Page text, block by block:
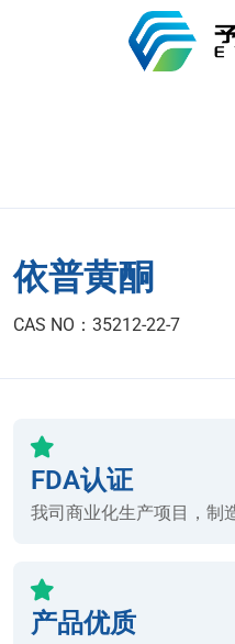
依普黄酮
CAS NO：35212-22-7
FDA认证
我司商业化生产项目，制
产品优质